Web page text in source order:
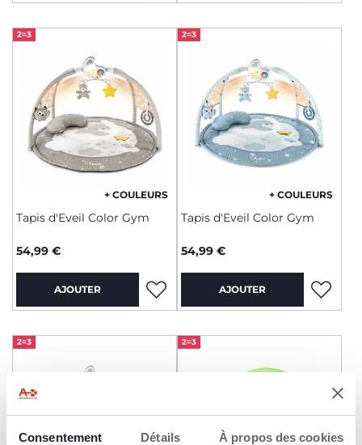
Consentement Détails À propos des cookies
2=3
+ COULEURS
Tapis d'Eveil Color Gym
54,99 €
AJOUTER
2=3
+ COULEURS
Tapis d'Eveil Color Gym
54,99 €
AJOUTER
2=3 2=3